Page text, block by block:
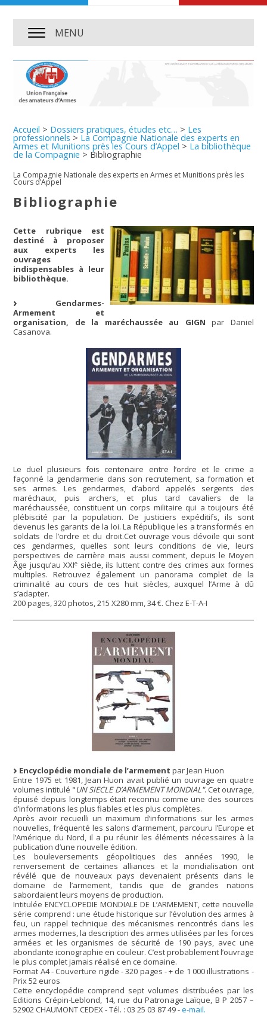
MENU
Accueil > Dossiers pratiques, études etc… > Les
professionnels > La Compagnie Nationale des experts en
Armes et Munitions près les Cours d’Appel > La bibliothèque
de la Compagnie > Bibliographie
La Compagnie Nationale des experts en Armes et Munitions près les
Cours d’Appel
Bibliographie
Cette rubrique est
destiné à proposer
aux experts les
ouvrages
indispensables à leur
bibliothèque.
Gendarmes-
Armement et
organisation, de la maréchaussée au GIGN par Daniel
Casanova.
Le duel plusieurs fois centenaire entre l’ordre et le crime a
façonné la gendarmerie dans son recrutement, sa formation et
ses armes. Les gendarmes, d’abord appelés sergents des
maréchaux, puis archers, et plus tard cavaliers de la
maréchaussée, constituent un corps militaire qui a toujours été
plébiscité par la population. De justiciers expéditifs, ils sont
devenus les garants de la loi. La République les a transformés en
soldats de l’ordre et du droit.Cet ouvrage vous dévoile qui sont
ces gendarmes, quelles sont leurs conditions de vie, leurs
perspectives de carrière mais aussi comment, depuis le Moyen
Âge jusqu’au XXIe siècle, ils luttent contre des crimes aux formes
multiples. Retrouvez également un panorama complet de la
criminalité au cours de ces huit siècles, auxquel l’Arme à dû
s’adapter.
200 pages, 320 photos, 215 X280 mm, 34 €. Chez E-T-A-I
Encyclopédie mondiale de l’armement par Jean Huon
Entre 1975 et 1981, Jean Huon avait publié un ouvrage en quatre
volumes intitulé "UN SIECLE D’ARMEMENT MONDIAL". Cet ouvrage,
épuisé depuis longtemps était reconnu comme une des sources
d’informations les plus fiables et les plus complètes.
Après avoir recueilli un maximum d’informations sur les armes
nouvelles, fréquenté les salons d’armement, parcouru l’Europe et
l’Amérique du Nord, il a pu réunir les éléments nécessaires à la
publication d’une nouvelle édition.
Les bouleversements géopolitiques des années 1990, le
renversement de certaines alliances et la mondialisation ont
révélé que de nouveaux pays devenaient présents dans le
domaine de l’armement, tandis que de grandes nations
sabordaient leurs moyens de production.
Intitulée ENCYCLOPEDIE MONDIALE DE L’ARMEMENT, cette nouvelle
série comprend : une étude historique sur l’évolution des armes à
feu, un rappel technique des mécanismes rencontrés dans les
armes modernes, la description des armes utilisées par les forces
armées et les organismes de sécurité de 190 pays, avec une
abondante iconographie en couleur. C’est probablement l’ouvrage
le plus complet jamais réalisé en ce domaine.
Format A4 - Couverture rigide - 320 pages - + de 1 000 illustrations -
Prix 52 euros
Cette encyclopédie comprend sept volumes distribuées par les
Editions Crépin-Leblond, 14, rue du Patronage Laïque, B P 2057 –
52902 CHAUMONT CEDEX - Tél. : 03 25 03 87 49 -e-mail.